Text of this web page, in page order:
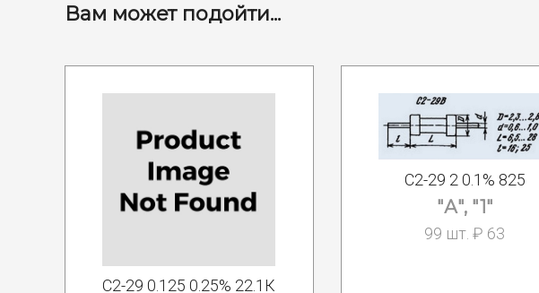
Вам может подойти...
С2-29 0.125 0.25% 22.1К
С2-29 2 0.1% 825
"А", "1"
99 шт. ₽ 63